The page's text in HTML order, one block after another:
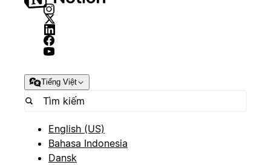
Tiếng Việt
English (US)
Bahasa Indonesia
Dansk